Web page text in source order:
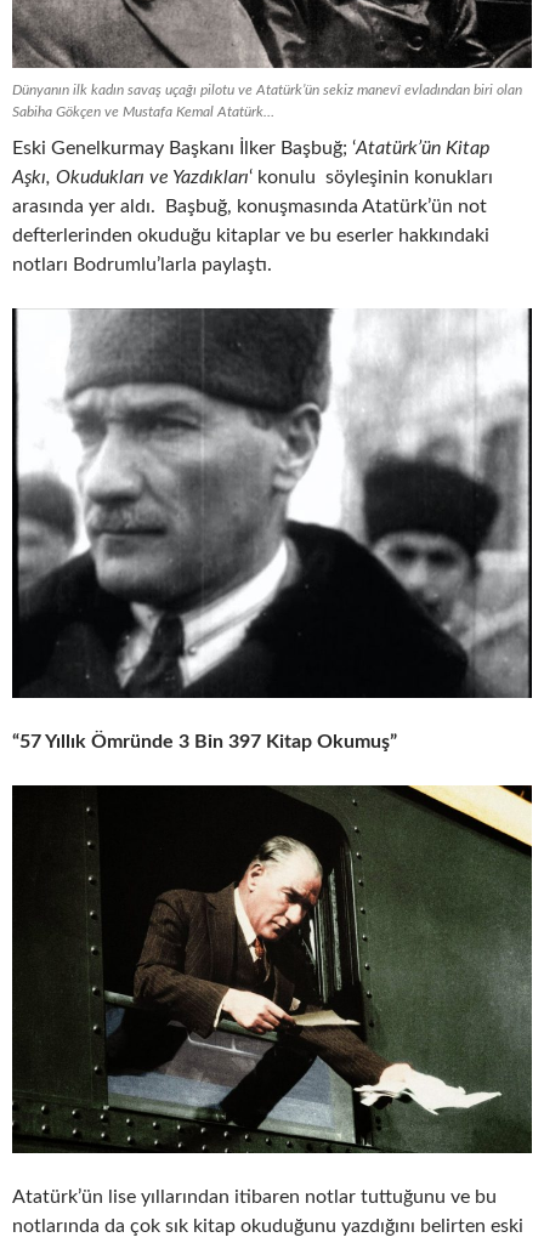
Dünyanın ilk kadın savaş uçağı pilotu ve Atatürk’ün sekiz manevî evladından biri olan
Sabiha Gökçen ve Mustafa Kemal Atatürk…
Eski Genelkurmay Başkanı İlker Başbuğ; ‘Atatürk’ün Kitap
Aşkı, Okudukları ve Yazdıkları‘ konulu söyleşinin konukları
arasında yer aldı. Başbuğ, konuşmasında Atatürk’ün not
defterlerinden okuduğu kitaplar ve bu eserler hakkındaki
notları Bodrumlu’larla paylaştı.
“57 Yıllık Ömründe 3 Bin 397 Kitap Okumuş”
Atatürk’ün lise yıllarından itibaren notlar tuttuğunu ve bu
notlarında da çok sık kitap okuduğunu yazdığını belirten eski